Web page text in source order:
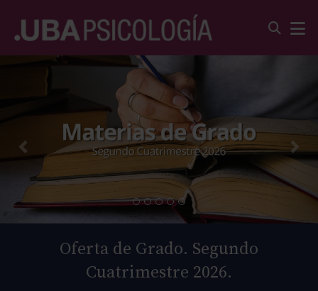
Oferta de Grado. Segundo
Cuatrimestre 2026.